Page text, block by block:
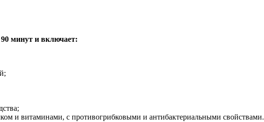
минут и включает:
и витаминами, с противогрибковыми и антибактериальными свойствами.